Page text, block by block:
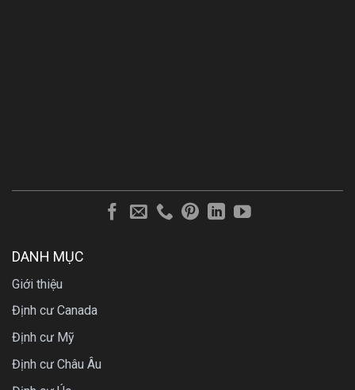
DANH MỤC
Giới thiệu
Định cư Canada
Định cư Mỹ
Định cư Châu Âu